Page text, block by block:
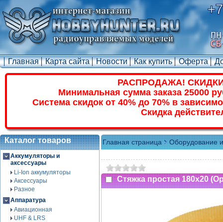
Главная Карта сайта Новости Как купить Оферта
РАСПРОДАЖА!
Минимальная сумма заказа 25000
Система скидок от 40% до 70% в
Скидка
Каталог товаров
Аккумуляторы и
аксессуары
Li-Ion аккумуляторы
Аксессуары
Разное
Аппаратура
Авиационная
UHF & LRS
Главная страница Оборудование
Стяжка простая 180x20